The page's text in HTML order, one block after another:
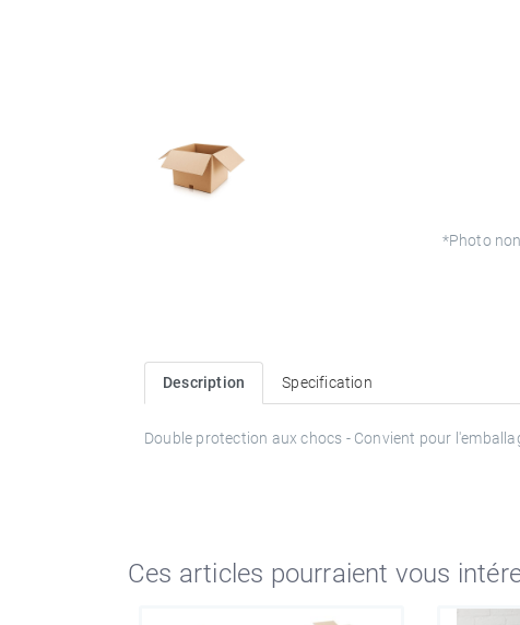
*Photo
Description Specification
Double protection aux chocs - Convient pour
Ces articles pourraient vous